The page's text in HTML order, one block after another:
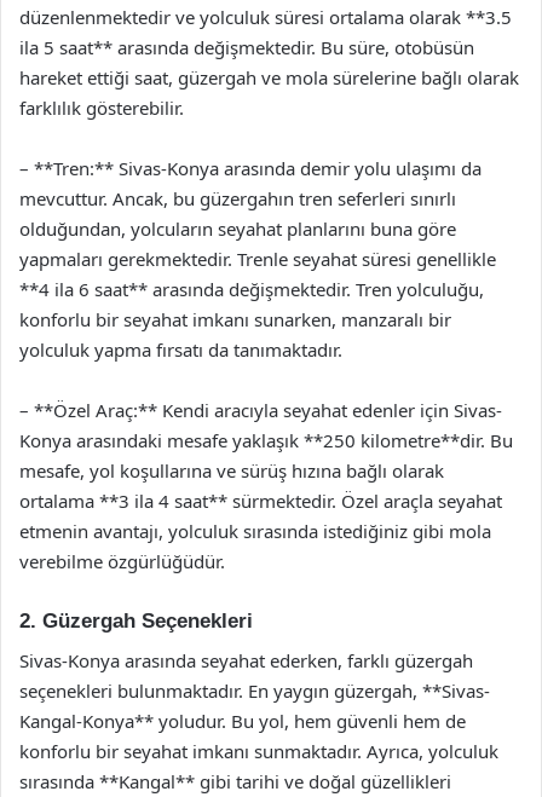
düzenlenmektedir ve yolculuk süresi ortalama olarak **3.5
ila 5 saat** arasında değişmektedir. Bu süre, otobüsün
hareket ettiği saat, güzergah ve mola sürelerine bağlı olarak
farklılık gösterebilir.
– **Tren:** Sivas-Konya arasında demir yolu ulaşımı da
mevcuttur. Ancak, bu güzergahın tren seferleri sınırlı
olduğundan, yolcuların seyahat planlarını buna göre
yapmaları gerekmektedir. Trenle seyahat süresi genellikle
**4 ila 6 saat** arasında değişmektedir. Tren yolculuğu,
konforlu bir seyahat imkanı sunarken, manzaralı bir
yolculuk yapma fırsatı da tanımaktadır.
– **Özel Araç:** Kendi aracıyla seyahat edenler için Sivas-
Konya arasındaki mesafe yaklaşık **250 kilometre**dir. Bu
mesafe, yol koşullarına ve sürüş hızına bağlı olarak
ortalama **3 ila 4 saat** sürmektedir. Özel araçla seyahat
etmenin avantajı, yolculuk sırasında istediğiniz gibi mola
verebilme özgürlüğüdür.
2. Güzergah Seçenekleri
Sivas-Konya arasında seyahat ederken, farklı güzergah
seçenekleri bulunmaktadır. En yaygın güzergah, **Sivas-
Kangal-Konya** yoludur. Bu yol, hem güvenli hem de
konforlu bir seyahat imkanı sunmaktadır. Ayrıca, yolculuk
sırasında **Kangal** gibi tarihi ve doğal güzellikleri